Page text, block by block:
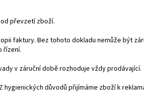
převzetí zboží.
faktury. Bez tohoto dokladu nemůže být
řízení.
v záruční době rozhoduje vždy prodávající.
důvodů přijímáme zboží k